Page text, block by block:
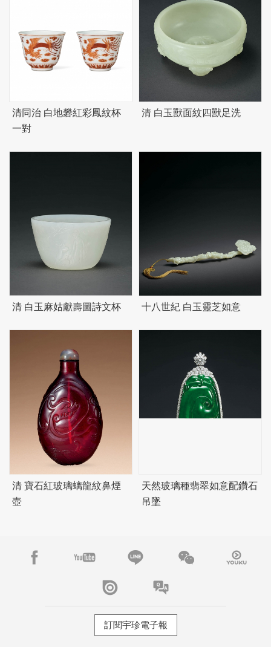
清同治 白地礬紅彩鳳紋杯
一對
清 白玉獸面紋四獸足洗
清 白玉麻姑獻壽圖詩文杯 十八世紀 白玉靈芝如意
清 寶石紅玻璃螭龍紋鼻煙
壺
天然玻璃種翡翠如意配鑽石
吊墜
訂閱宇珍電子報